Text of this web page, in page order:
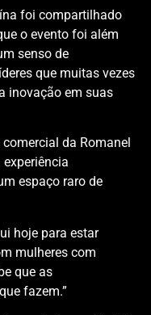
foi compartilhado
o evento foi além
senso de
que muitas vezes
inovação em suas
da Romanel
espaço raro de
hoje para estar
mulheres com
que as
fazem.”